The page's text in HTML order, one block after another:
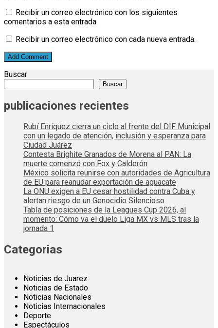
Recibir un correo electrónico con los siguientes
comentarios a esta entrada.
Recibir un correo electrónico con cada nueva entrada.
Buscar
Buscar
publicaciones recientes
Rubí Enríquez cierra un ciclo al frente del DIF Municipal
con un legado de atención, inclusión y esperanza para
Ciudad Juárez
Contesta Brighite Granados de Morena al PAN: La
muerte comenzó con Fox y Calderón
México solicita reunirse con autoridades de Agricultura
de EU para reanudar exportación de aguacate
La ONU exigen a EU cesar hostilidad contra Cuba y
alertan riesgo de un Genocidio Silencioso
Tabla de posiciones de la Leagues Cup 2026, al
momento: Cómo va el duelo Liga MX vs MLS tras la
jornada 1
Categorias
Noticias de Juarez
Noticias de Estado
Noticias Nacionales
Noticias Internacionales
Deporte
Espectáculos